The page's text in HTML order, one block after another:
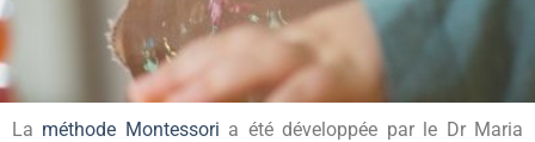
La méthode Montessori a été développée par le Dr Maria